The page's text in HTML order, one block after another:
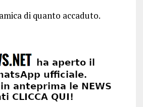
di quanto accaduto.